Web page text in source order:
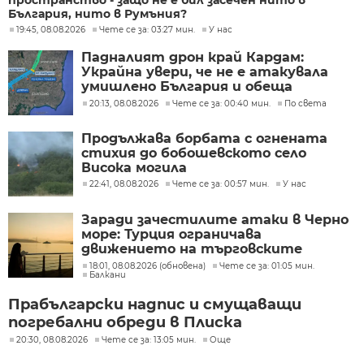
България, нито в Румъния?
19:45, 08.08.2026 Чете се за: 03:27 мин. У нас
Падналият дрон край Кардам:
Украйна увери, че не е атакувала
умишлено България и обеща
разследване
20:13, 08.08.2026 Чете се за: 00:40 мин. По света
Продължава борбата с огнената
стихия до бобошевското село
Висока могила
22:41, 08.08.2026 Чете се за: 00:57 мин. У нас
Заради зачестилите атаки в Черно
море: Турция ограничава
движението на търговските
кораби
18:01, 08.08.2026 (обновена)
Чете се за: 01:05 мин.
Балкани
Прабългарски надпис и смущаващи
погребални обреди в Плиска
20:30, 08.08.2026 Чете се за: 13:05 мин. Още